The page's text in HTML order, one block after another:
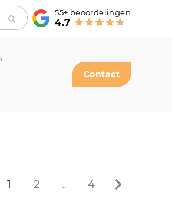
55+ beoordelingen
4.7
Contact
1 2 .. 4